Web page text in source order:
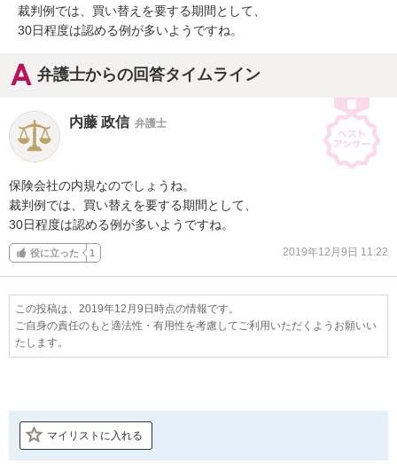
裁判例では、買い替えを要する期間として、
30日程度は認める例が多いようですね。
弁護士からの回答タイムライン
内藤 政信 弁護士
保険会社の内規なのでしょうね。
裁判例では、買い替えを要する期間として、
30日程度は認める例が多いようですね。
役に立った 1 2019年12月9日 11:22
この投稿は、2019年12月9日時点の情報です。
ご自身の責任のもと適法性・有用性を考慮してご利用いただくようお願いい
たします。
マイリストに入れる